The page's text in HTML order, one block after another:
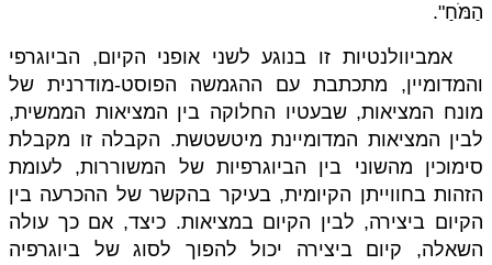
הַמֹּחַ".
אמביוולנטיות זו בנוגע לשני אופני הקיום, הביוגרפי
והמדומיין, מתכתבת עם ההגמשה הפוסט-מודרנית של
מונח המציאות, שבעטיו החלוקה בין המציאות הממשית,
לבין המציאות המדומיינת מיטשטשת. הקבלה זו מקבלת
סימוכין מהשוני בין הביוגרפיות של המשוררות, לעומת
הזהות בחווייתן הקיומית, בעיקר בהקשר של ההכרעה בין
הקיום ביצירה, לבין הקיום במציאות. כיצד, אם כך עולה
השאלה, קיום ביצירה יכול להפוך לסוג של ביוגרפיה